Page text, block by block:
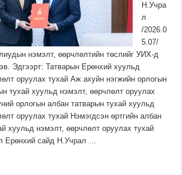
Н.Учра
л
/2026.0
5.07/
нэмэлт, өөрчлөлтийн төслийг УИХ-д
Эдгээрт: Татварын Ерөнхий хуульд
оруулах тухай Аж ахуйн нэгжийн орлогын
тухай хуульд нэмэлт, өөрчлөлт оруулах
орлогын албан татварын тухай хуульд
оруулах тухай Нэмэгдсэн өртгийн албан
хуульд нэмэлт, өөрчлөлт оруулах тухай
Ерөнхий сайд Н.Учрал …